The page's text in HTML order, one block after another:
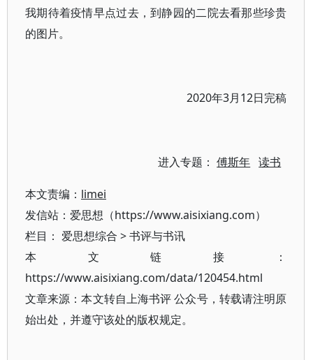
我期待着疫情早点过去，到静园的二院去看那些珍贵
的图片。
2020年3月12日完稿
进入专题：傅斯年 读书
本文责编： limei
发信站：爱思想（https://www.aisixiang.com）
栏目： 爱思想综合 >书评与书讯
本文链接：
https://www.aisixiang.com/data/120454.html
文章来源：本文转自上海书评 公众号，转载请注明原
始出处，并遵守该处的版权规定。